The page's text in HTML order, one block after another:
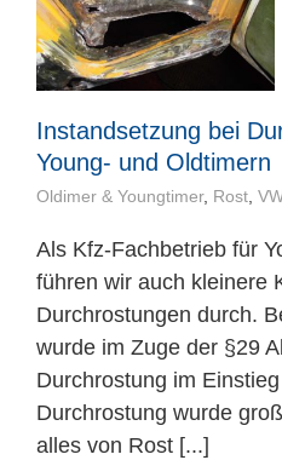
Instandsetzung bei
Young- und Oldtimern
Oldimer & Youngtimer, Rost
Als Kfz-Fachbetrieb für
führen wir auch kleinere
Durchrostungen durch.
wurde im Zuge der §29
Durchrostung im
Durchrostung wurde
alles von Rost [...]